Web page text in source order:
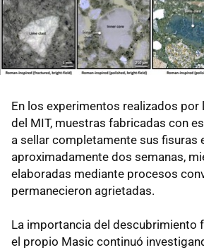
En los experimentos realizados
del MIT, muestras fabricadas con
a sellar completamente sus fisuras
aproximadamente dos semanas,
elaboradas mediante procesos
permanecieron agrietadas.
La importancia del descubrimiento
el propio Masic continuó